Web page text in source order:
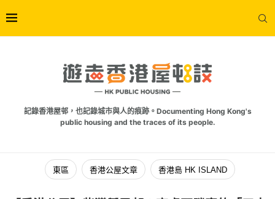
記錄香港屋邨，也記錄城市與人的痕跡。Documenting Hong Kong's
public housing and the traces of its people.
東區 香港公屋文章 香港島 HK ISLAND